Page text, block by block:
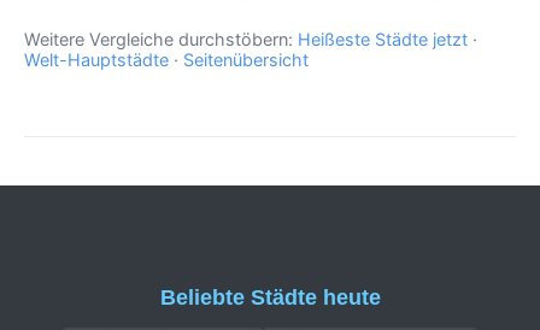
Weitere Vergleiche durchstöbern: Heißeste Städte jetzt ·
Welt-Hauptstädte · Seitenübersicht
Beliebte Städte heute